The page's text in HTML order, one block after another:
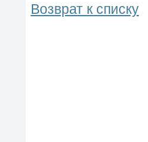
Возврат к списку